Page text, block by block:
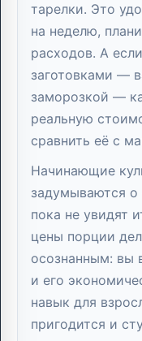
тарелки. Это
на неделю,
расходов. А
заготовками —
заморозкой —
реальную
сравнить её с
Начинающие
задумываются о
пока не увидят
цены порции
осознанным: вы
и его
навык для
пригодится и